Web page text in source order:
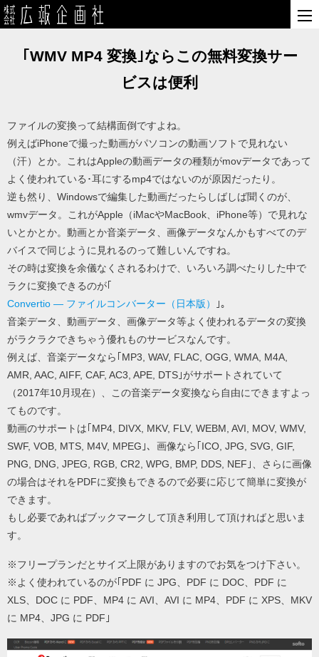
｢WMV MP4 変換｣ならこの無料変換サー
ビスは便利
ファイルの変換って結構面倒ですよね。
例えばiPhoneで撮った動画がパソコンの動画ソフトで見れない
（汗）とか。これはAppleの動画データの種類がmovデータであって
よく使われている･耳にするmp4ではないのが原因だったり。
逆も然り、Windowsで編集した動画だったらしばしば聞くのが、
wmvデータ。これがApple（iMacやMacBook、iPhone等）で見れな
いとかとか。動画とか音楽データ、画像データなんかもすべてのデ
バイスで同じように見れるのって難しいんですね。
その時は変換を余儀なくされるわけで、いろいろ調べたりした中で
ラクに変換できるのが｢
Convertio — ファイルコンバーター（日本版）
｣。
音楽データ、動画データ、画像データ等よく使われるデータの変換
がラクラクできちゃう優れものサービスなんです。
例えば、音楽データなら｢MP3, WAV, FLAC, OGG, WMA, M4A,
AMR, AAC, AIFF, CAF, AC3, APE, DTS｣がサポートされていて
（2017年10月現在）、この音楽データ変換なら自由にできますよっ
てものです。
動画のサポートは｢MP4, DIVX, MKV, FLV, WEBM, AVI, MOV, WMV,
SWF, VOB, MTS, M4V, MPEG｣、画像なら｢ICO, JPG, SVG, GIF,
PNG, DNG, JPEG, RGB, CR2, WPG, BMP, DDS, NEF｣、さらに画像
の場合はそれをPDFに変換もできるので必要に応じて簡単に変換が
できます。
もし必要であればブックマークして頂き利用して頂ければと思いま
す。
※フリープランだとサイズ上限がありますのでお気をつけ下さい。
※よく使われているのが｢PDF に JPG、PDF に DOC、PDF に
XLS、DOC に PDF、MP4 に AVI、AVI に MP4、PDF に XPS、MKV
に MP4、JPG に PDF｣